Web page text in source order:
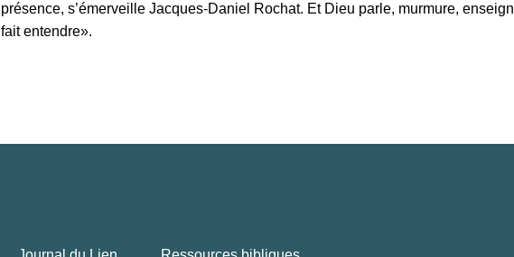
présence, s’émerveille Jacques-Daniel Rochat. Et Dieu parle, murmure,
fait entendre».